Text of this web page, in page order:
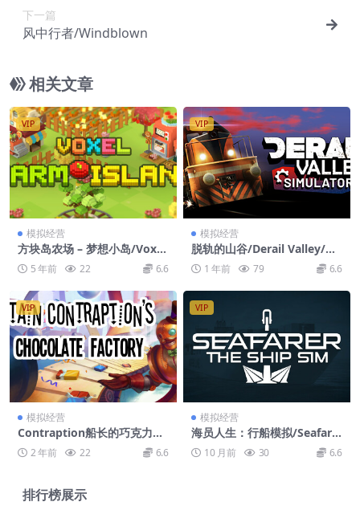
下一篇
风中行者/Windblown
相关文章
VIP
模拟经营
方块岛农场 – 梦想小岛/Voxel
Farm Island
5 年前 22 6.6
VIP
模拟经营
脱轨的山谷/Derail Valley/支
持VR1 年前 79 6.6
VIP
模拟经营
Contraption船长的巧克力工
厂/Captain Contraption’s C
hocolate Factory
2 年前 22 6.6
VIP
模拟经营
海员人生：行船模拟/Seafare
r: The Ship Sim
10 月前 30 6.6
排行榜展示